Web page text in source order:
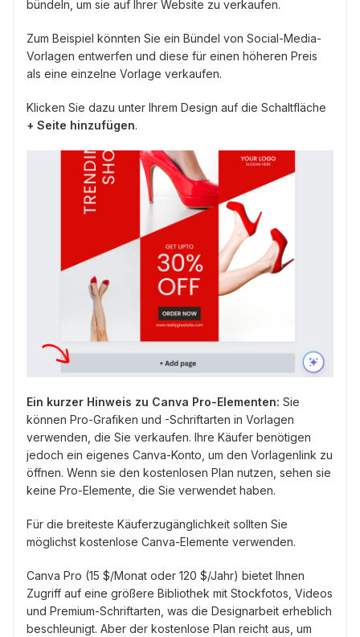
bündeln, um sie auf Ihrer Website zu verkaufen.
Zum Beispiel könnten Sie ein Bündel von Social-Media-
Vorlagen entwerfen und diese für einen höheren Preis
als eine einzelne Vorlage verkaufen.
Klicken Sie dazu unter Ihrem Design auf die Schaltfläche
+ Seite hinzufügen.
Ein kurzer Hinweis zu Canva Pro-Elementen: Sie
können Pro-Grafiken und -Schriftarten in Vorlagen
verwenden, die Sie verkaufen. Ihre Käufer benötigen
jedoch ein eigenes Canva-Konto, um den Vorlagenlink zu
öffnen. Wenn sie den kostenlosen Plan nutzen, sehen sie
keine Pro-Elemente, die Sie verwendet haben.
Für die breiteste Käuferzugänglichkeit sollten Sie
möglichst kostenlose Canva-Elemente verwenden.
Canva Pro (15 $/Monat oder 120 $/Jahr) bietet Ihnen
Zugriff auf eine größere Bibliothek mit Stockfotos, Videos
und Premium-Schriftarten, was die Designarbeit erheblich
beschleunigt. Aber der kostenlose Plan reicht aus, um